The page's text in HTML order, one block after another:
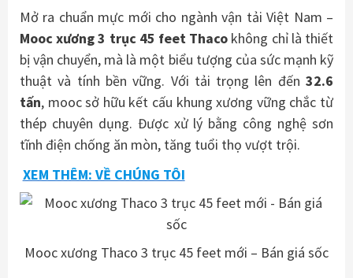
Mở ra chuẩn mực mới cho ngành vận tải Việt Nam –
Mooc xương 3 trục 45 feet Thaco không chỉ là thiết
bị vận chuyển, mà là một biểu tượng của sức mạnh kỹ
thuật và tính bền vững. Với tải trọng lên đến 32.6
tấn, mooc sở hữu kết cấu khung xương vững chắc từ
thép chuyên dụng. Được xử lý bằng công nghệ sơn
tĩnh điện chống ăn mòn, tăng tuổi thọ vượt trội.
XEM THÊM: VỀ CHÚNG TÔI
Mooc xương Thaco 3 trục 45 feet mới – Bán giá sốc